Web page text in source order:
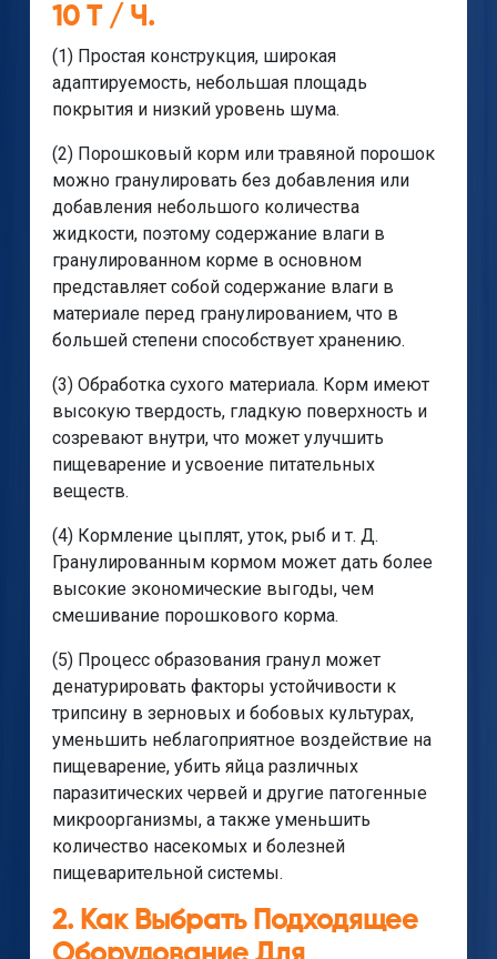
10 Т / Ч.
(1) Простая конструкция, широкая
адаптируемость, небольшая площадь
покрытия и низкий уровень шума.
(2) Порошковый корм или травяной порошок
можно гранулировать без добавления или
добавления небольшого количества
жидкости, поэтому содержание влаги в
гранулированном корме в основном
представляет собой содержание влаги в
материале перед гранулированием, что в
большей степени способствует хранению.
(3) Обработка сухого материала. Корм имеют
высокую твердость, гладкую поверхность и
созревают внутри, что может улучшить
пищеварение и усвоение питательных
веществ.
(4) Кормление цыплят, уток, рыб и т. Д.
Гранулированным кормом может дать более
высокие экономические выгоды, чем
смешивание порошкового корма.
(5) Процесс образования гранул может
денатурировать факторы устойчивости к
трипсину в зерновых и бобовых культурах,
уменьшить неблагоприятное воздействие на
пищеварение, убить яйца различных
паразитических червей и другие патогенные
микроорганизмы, а также уменьшить
количество насекомых и болезней
пищеварительной системы.
2. Как Выбрать Подходящее